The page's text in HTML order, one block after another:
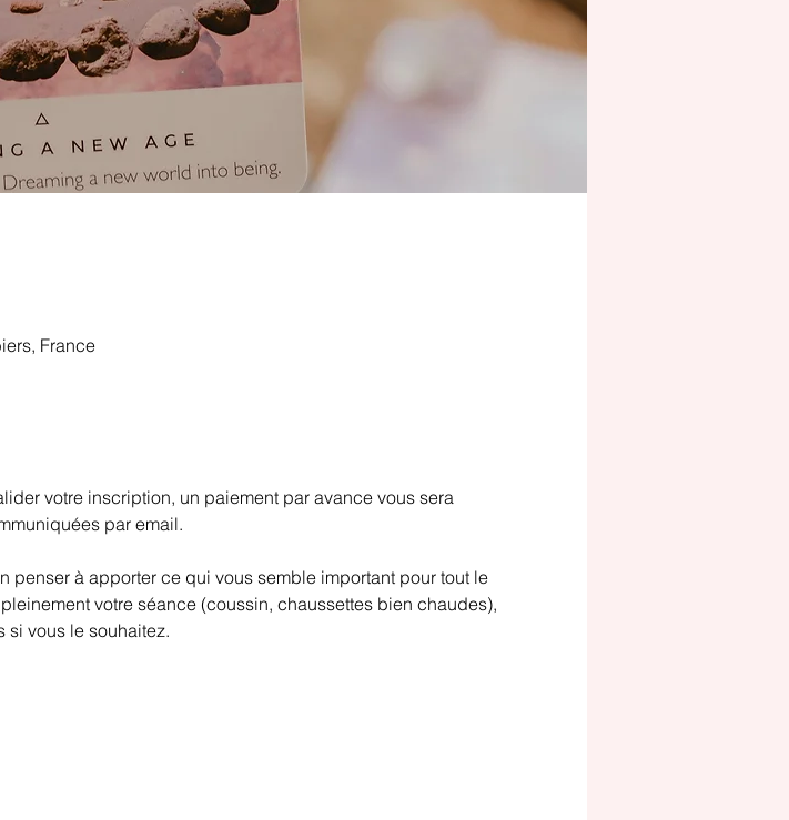
France
votre inscription, un paiement par avance vous sera
par email.
penser à apporter ce qui vous semble important pour tout le
votre séance (coussin, chaussettes bien chaudes),
si vous le souhaitez.